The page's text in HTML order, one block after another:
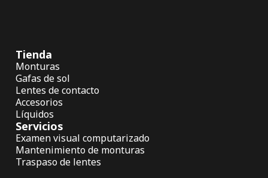
Tienda
Monturas
Gafas de sol
Lentes de contacto
Accesorios
Líquidos
Servicios
Examen visual computarizado
Mantenimiento de monturas
Traspaso de lentes